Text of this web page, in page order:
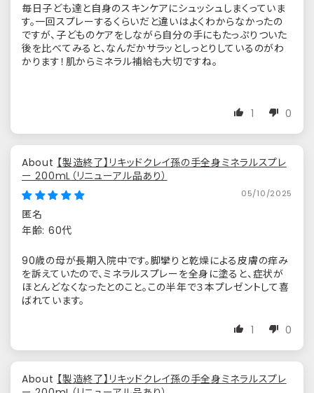
毎日子ども達と自身のスキンケアにシュッシュしまくっていま
す。一回スプレーするくらいだと違いはよくわからなかったの
ですが、子どものケアをしながら自分の手にもたっぷりついた
後を比べてみると、なんだかサラッとしっとりしているのがわ
かります！肌からミネラル補給も大切ですね。
1 0
【製造終了】リキッドクレイ孫の手全身ミネラルスプレ
ー 200mL（リニューアル品あり）
05/10/2025
匿名
90歳の母が長期入院中です。脚攣りと乾燥による皮膚の痒み
を訴えていたので、ミネラルスプレーを全身に塗ると、症状が
ほとんどなくなったとのこと。この半年で３本プレゼントして喜
ばれています。
年齢: 60代
1 0
【製造終了】リキッドクレイ孫の手全身ミネラルスプレ